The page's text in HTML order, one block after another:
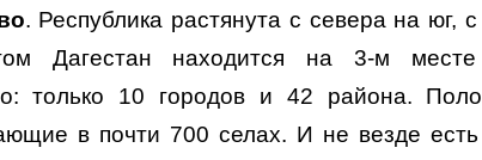
. Республика растянута с севера на юг,
Дагестан находится на 3-м месте
только 10 городов и 42 района.
в почти 700 селах. И не везде